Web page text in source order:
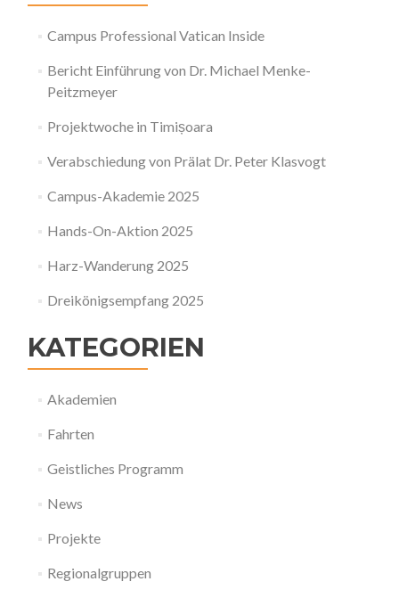
Campus Professional Vatican Inside
Bericht Einführung von Dr. Michael Menke-
Peitzmeyer
Projektwoche in Timișoara
Verabschiedung von Prälat Dr. Peter Klasvogt
Campus-Akademie 2025
Hands-On-Aktion 2025
Harz-Wanderung 2025
Dreikönigsempfang 2025
KATEGORIEN
Akademien
Fahrten
Geistliches Programm
News
Projekte
Regionalgruppen